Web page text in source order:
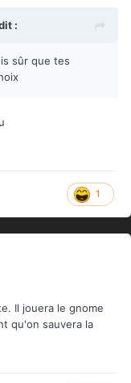
:
sûr que tes
1
Il jouera le gnome
qu'on sauvera la